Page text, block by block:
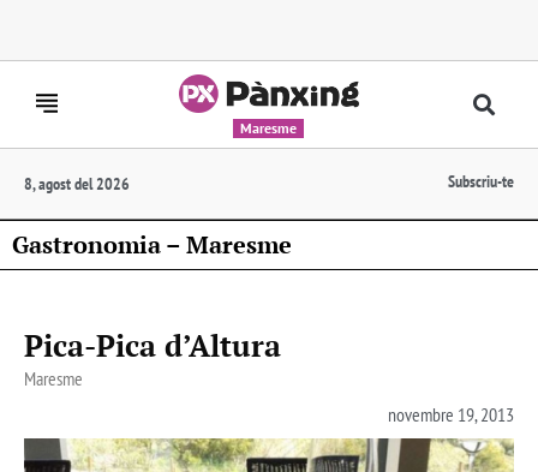
Maresme
8, agost del 2026 Subscriu-te
Gastronomia – Maresme
Pica-Pica d’Altura
Maresme
novembre 19, 2013